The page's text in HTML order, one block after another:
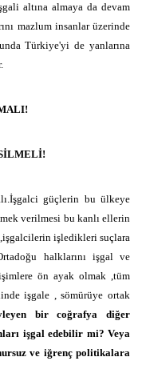
altına almaya da devam
mazlum insanlar üzerinde
Türkiye'yi de yanlarına
güçlerin bu ülkeye
verilmesi bu kanlı ellerin
,işgalcilerin işledikleri suçlara
halklarını işgal ve
ön ayak olmak ,tüm
işgale , sömürüye ortak
bir coğrafya diğer
işgal edebilir mi? Veya
ve iğrenç politikalara